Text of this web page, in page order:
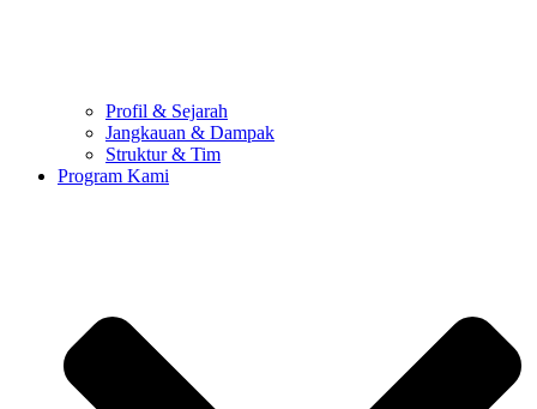
Profil & Sejarah
Jangkauan & Dampak
Struktur & Tim
Program Kami